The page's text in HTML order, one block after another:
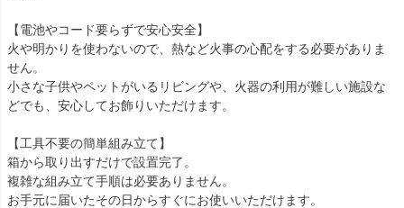
【電池やコード要らずで安心安全】
火や明かりを使わないので、熱など火事の心配をする必要がありま
せん。
小さな子供やペットがいるリビングや、火器の利用が難しい施設な
どでも、安心してお飾りいただけます。
【工具不要の簡単組み立て】
箱から取り出すだけで設置完了。
複雑な組み立て手順は必要ありません。
お手元に届いたその日からすぐにお使いいただけます。